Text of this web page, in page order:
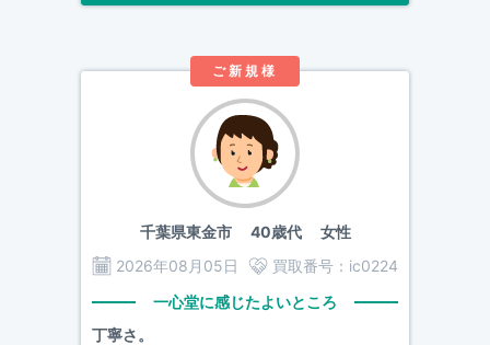
ご新規様
千葉県東金市40歳代 女性
2026年08月05日
買取番号： ic0224
一心堂に感じたよいところ
丁寧さ。